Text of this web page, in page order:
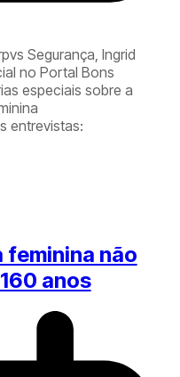
Segurança, Ingrid
no Portal Bons
especiais sobre a
entrevistas:
feminina não
anos